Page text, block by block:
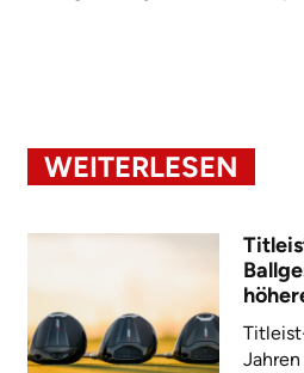
WEITERLESEN